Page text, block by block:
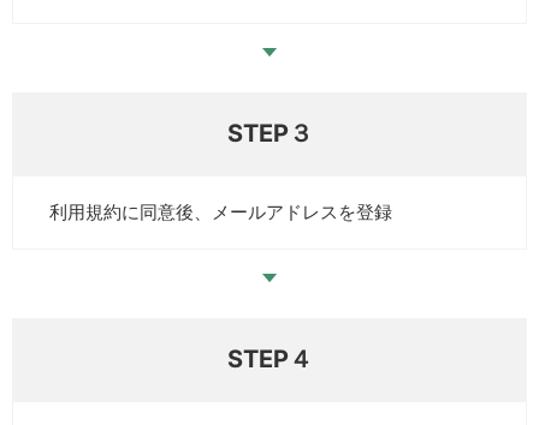
STEP３
利用規約に同意後、メールアドレスを登録
STEP４